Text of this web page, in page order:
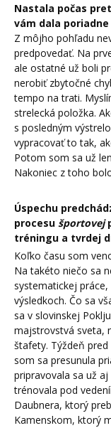
Nastala počas
vám dala poriadne
Z môjho pohľadu
predpovedať. Na
ale ostatné už boli
nerobiť zbytočné
tempo na trati.
strelecká položka.
s posledným
vypracovať to tak,
Potom som sa už
Nakoniec z toho
Úspechu
procesu športovej
tréningu a tvrdej
Koľko času som
Na takéto niečo sa
systematickej
výsledkoch. Čo sa
sa v slovinskej
majstrovstvá sveta,
štafety. Týždeň
som sa presunula
pripravovala sa už
trénovala pod
Daubnera, ktorý
Kamenskom, ktorý